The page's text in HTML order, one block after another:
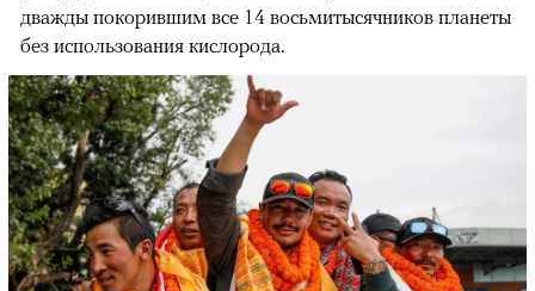
дважды покорившим все 14 восьмитысячников планеты
без использования кислорода.